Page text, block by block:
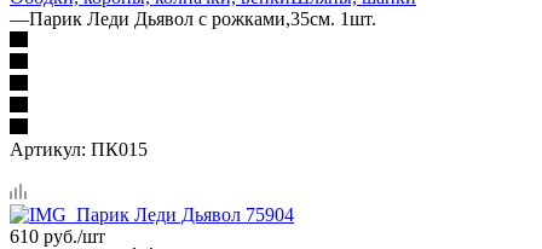
—Парик Леди Дьявол с рожками,35см. 1шт.
Артикул: ПК015
610 руб./шт